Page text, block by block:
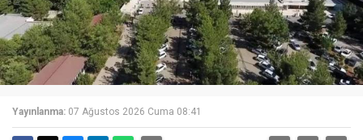
Yayınlanma: 07 Ağustos 2026 Cuma 08:41